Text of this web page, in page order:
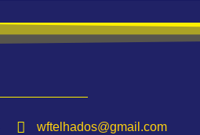
wftelhados@gmail.com